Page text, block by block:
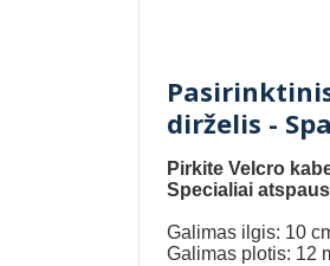
dirželis -
Pirkite Velcro
Specialiai
Galimas ilgis: 10
Galimas plotis: 12